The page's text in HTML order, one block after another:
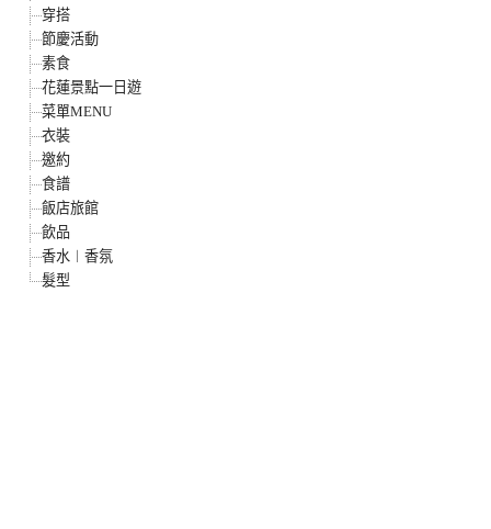
穿搭
節慶活動
素食
花蓮景點一日遊
菜單MENU
衣裝
邀約
食譜
飯店旅館
飲品
香水︱香氛
髮型